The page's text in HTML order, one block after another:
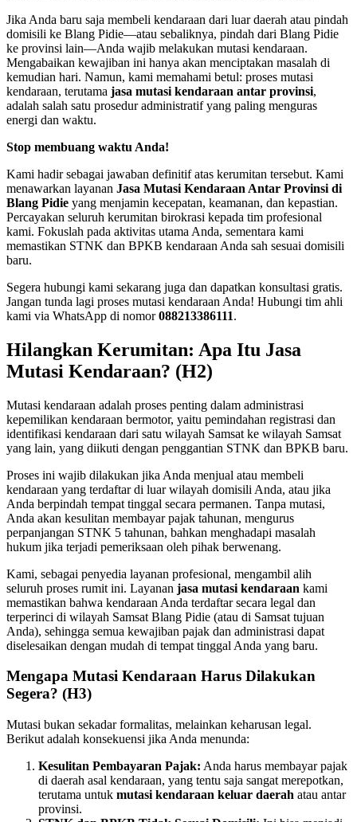
Jika Anda baru saja membeli kendaraan dari luar daerah atau pindah
domisili ke Blang Pidie—atau sebaliknya, pindah dari Blang Pidie
ke provinsi lain—Anda wajib melakukan mutasi kendaraan.
Mengabaikan kewajiban ini hanya akan menciptakan masalah di
kemudian hari. Namun, kami memahami betul: proses mutasi
kendaraan, terutama jasa mutasi kendaraan antar provinsi,
adalah salah satu prosedur administratif yang paling menguras
energi dan waktu.
Stop membuang waktu Anda!
Kami hadir sebagai jawaban definitif atas kerumitan tersebut. Kami
menawarkan layanan Jasa Mutasi Kendaraan Antar Provinsi di
Blang Pidie yang menjamin kecepatan, keamanan, dan kepastian.
Percayakan seluruh kerumitan birokrasi kepada tim profesional
kami. Fokuslah pada aktivitas utama Anda, sementara kami
memastikan STNK dan BPKB kendaraan Anda sah sesuai domisili
baru.
Segera hubungi kami sekarang juga dan dapatkan konsultasi gratis.
Jangan tunda lagi proses mutasi kendaraan Anda! Hubungi tim ahli
kami via WhatsApp di nomor088213386111.
Hilangkan Kerumitan: Apa Itu Jasa
Mutasi Kendaraan? (H2)
Mutasi kendaraan adalah proses penting dalam administrasi
kepemilikan kendaraan bermotor, yaitu pemindahan registrasi dan
identifikasi kendaraan dari satu wilayah Samsat ke wilayah Samsat
yang lain, yang diikuti dengan penggantian STNK dan BPKB baru.
Proses ini wajib dilakukan jika Anda menjual atau membeli
kendaraan yang terdaftar di luar wilayah domisili Anda, atau jika
Anda berpindah tempat tinggal secara permanen. Tanpa mutasi,
Anda akan kesulitan membayar pajak tahunan, mengurus
perpanjangan STNK 5 tahunan, bahkan menghadapi masalah
hukum jika terjadi pemeriksaan oleh pihak berwenang.
Kami, sebagai penyedia layanan profesional, mengambil alih
seluruh proses rumit ini. Layanan jasa mutasi kendaraan kami
memastikan bahwa kendaraan Anda terdaftar secara legal dan
terperinci di wilayah Samsat Blang Pidie (atau di Samsat tujuan
Anda), sehingga semua kewajiban pajak dan administrasi dapat
diselesaikan dengan mudah di tempat tinggal Anda yang baru.
Mengapa Mutasi Kendaraan Harus Dilakukan
Segera? (H3)
Mutasi bukan sekadar formalitas, melainkan keharusan legal.
Berikut adalah konsekuensi jika Anda menunda:
Kesulitan Pembayaran Pajak: Anda harus membayar pajak
di daerah asal kendaraan, yang tentu saja sangat merepotkan,
terutama untuk mutasi kendaraan keluar daerah atau antar
provinsi.